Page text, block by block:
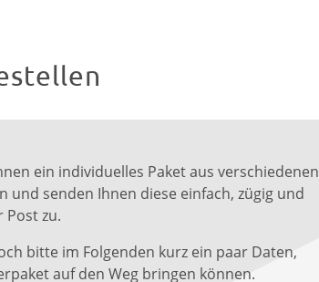
ein individuelles Paket aus verschiedenen
und senden Ihnen diese einfach, zügig und
Post zu.
bitte im Folgenden kurz ein paar Daten,
auf den Weg bringen können.